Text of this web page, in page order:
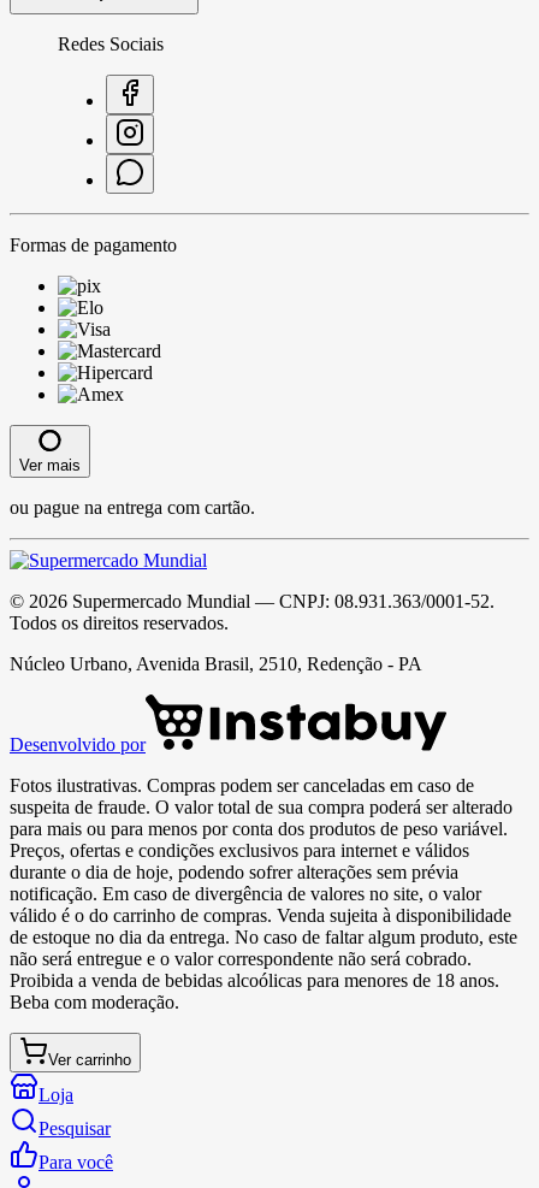
Redes Sociais
Formas de pagamento
Ver mais
ou pague na entrega com cartão.
© 2026 Supermercado Mundial — CNPJ: 08.931.363/0001-52.
Todos os direitos reservados.
Núcleo Urbano, Avenida Brasil, 2510, Redenção - PA
Desenvolvido por
Fotos ilustrativas. Compras podem ser canceladas em caso de
suspeita de fraude. O valor total de sua compra poderá ser alterado
para mais ou para menos por conta dos produtos de peso variável.
Preços, ofertas e condições exclusivos para internet e válidos
durante o dia de hoje, podendo sofrer alterações sem prévia
notificação. Em caso de divergência de valores no site, o valor
válido é o do carrinho de compras. Venda sujeita à disponibilidade
de estoque no dia da entrega. No caso de faltar algum produto, este
não será entregue e o valor correspondente não será cobrado.
Proibida a venda de bebidas alcoólicas para menores de 18 anos.
Beba com moderação.
Ver carrinho
Loja
Pesquisar
Para você